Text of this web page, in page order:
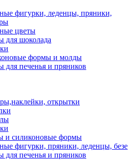
фигурки, леденцы, пряники,
цветы
для шоколада
формы и молды
для печенья и пряников
открытки
и силиконовые формы
фигурки, пряники, леденцы, безе
для печенья и пряников